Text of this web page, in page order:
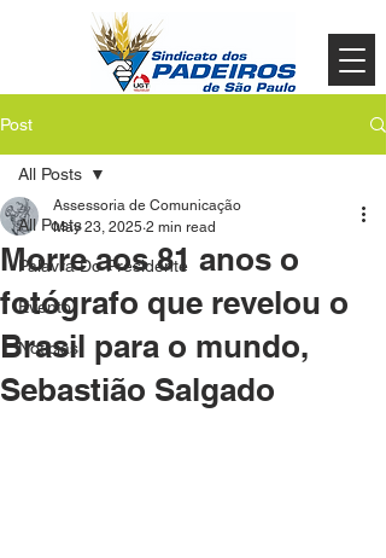
Post
All Posts
Palavra Do Presidente
Evento
Noticias
All Posts
Morre aos 81 anos o
fotógrafo que revelou o
Brasil para o mundo,
Sebastião Salgado
Assessoria de Comunicação
May 23, 2025 2 min read